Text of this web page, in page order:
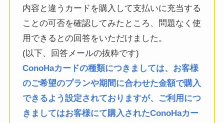
内容と違うカードを購入して支払いに充当する
ことの可否を確認してみたところ、問題なく使
用できるとの回答をいただけました。
(以下、回答メールの抜粋です)
ConoHaカードの種類につきましては、お客様
のご希望のプランや期間に合わせた金額で購入
できるよう設定されておりますが、ご利用につ
きましてはお客様にて購入されたConoHaカー